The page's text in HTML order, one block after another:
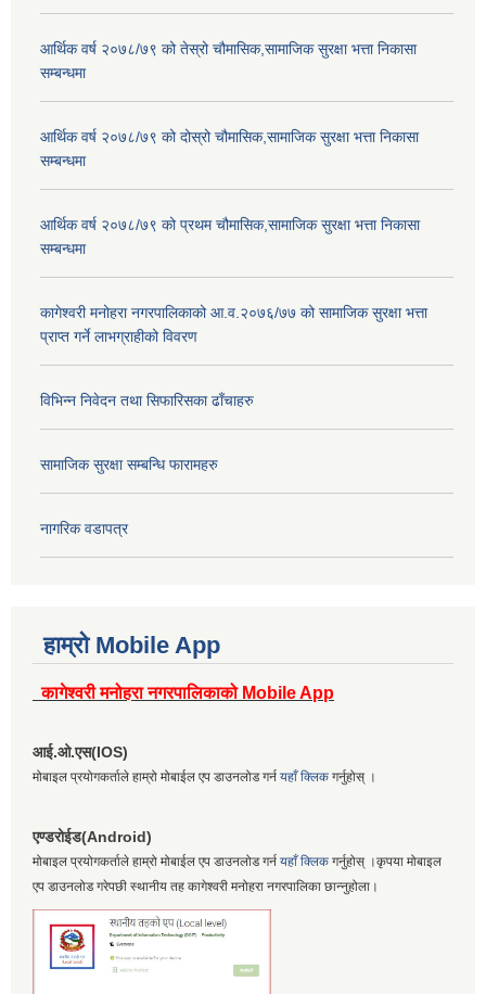
आर्थिक वर्ष २०७८/७९ को तेस्रो चौमासिक,सामाजिक सुरक्षा भत्ता निकासा
सम्बन्धमा
आर्थिक वर्ष २०७८/७९ को दोस्रो चौमासिक,सामाजिक सुरक्षा भत्ता निकासा
सम्बन्धमा
आर्थिक वर्ष २०७८/७९ को प्रथम चौमासिक,सामाजिक सुरक्षा भत्ता निकासा
सम्बन्धमा
कागेश्वरी मनोहरा नगरपालिकाको आ.व.२०७६/७७ को सामाजिक सुरक्षा भत्ता
प्राप्त गर्ने लाभग्राहीको विवरण
विभिन्न निवेदन तथा सिफारिसका ढाँचाहरु
सामाजिक सुरक्षा सम्बन्धि फारामहरु
नागरिक वडापत्र
हाम्रो Mobile App
कागेश्वरी मनोहरा नगरपालिकाको Mobile App
आई.ओ.एस(IOS)
मोबाइल प्रयोगकर्ताले हाम्रो मोबाईल एप डाउनलोड गर्न यहाँ क्लिक गर्नुहोस् ।
एण्डरोईड(Android)
मोबाइल प्रयोगकर्ताले हाम्रो मोबाईल एप डाउनलोड गर्न यहाँ क्लिक गर्नुहोस् ।कृपया मोबाइल
एप डाउनलोड गरेपछी स्थानीय तह कागेश्वरी मनोहरा नगरपालिका छान्नुहोला।